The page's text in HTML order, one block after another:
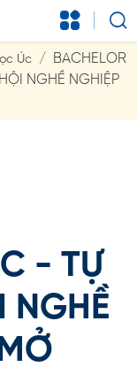
Úc
BACHELOR
NGHỀ NGHIỆP
- TỰ
NGHỀ